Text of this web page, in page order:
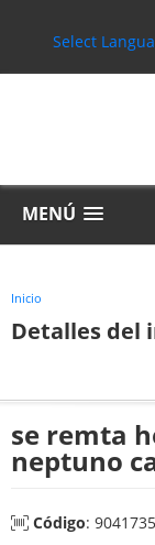
Select
MENÚ
Inicio
Detalles del
se remta
neptuno
Código: 9041735